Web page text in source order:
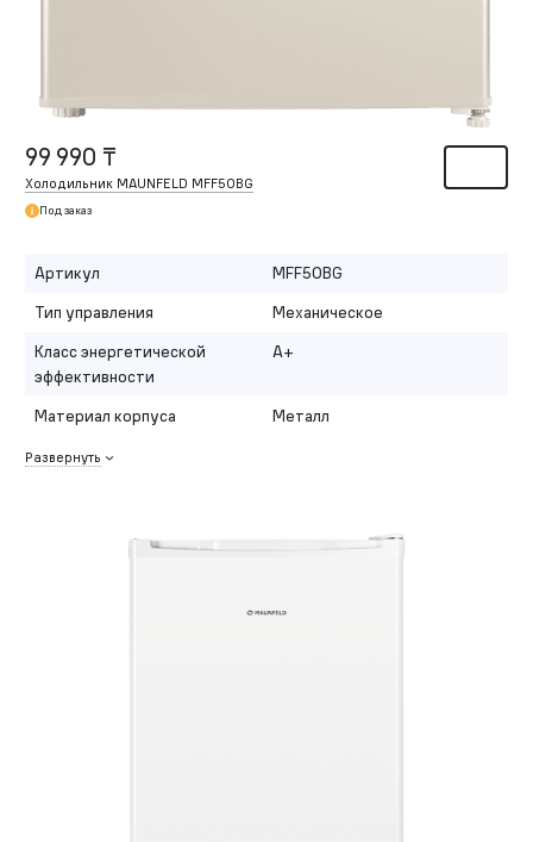
99 990 ₸
Холодильник MAUNFELD MFF50BG
Под заказ
Артикул
MFF50BG
Тип управления
Механическое
Класс энергетической
эффективности
A+
Материал корпуса Металл
Развернуть